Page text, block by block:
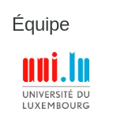
Équipe